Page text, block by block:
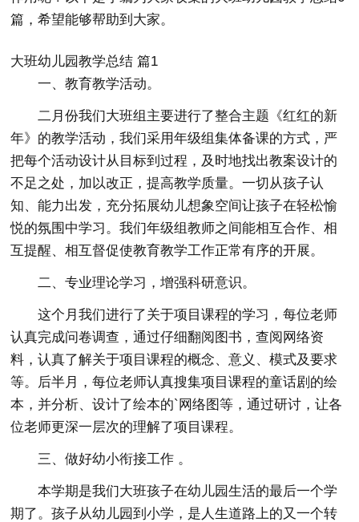
篇，希望能够帮助到大家。
大班幼儿园教学总结 篇1
一、教育教学活动。
二月份我们大班组主要进行了整合主题《红红的新
年》的教学活动，我们采用年级组集体备课的方式，严
把每个活动设计从目标到过程，及时地找出教案设计的
不足之处，加以改正，提高教学质量。一切从孩子认
知、能力出发，充分拓展幼儿想象空间让孩子在轻松愉
悦的氛围中学习。我们年级组教师之间能相互合作、相
互提醒、相互督促使教育教学工作正常有序的开展。
二、专业理论学习，增强科研意识。
这个月我们进行了关于项目课程的学习，每位老师
认真完成问卷调查，通过仔细翻阅图书，查阅网络资
料，认真了解关于项目课程的概念、意义、模式及要求
等。后半月，每位老师认真搜集项目课程的童话剧的绘
本，并分析、设计了绘本的`网络图等，通过研讨，让各
位老师更深一层次的理解了项目课程。
三、做好幼小衔接工作 。
本学期是我们大班孩子在幼儿园生活的最后一个学
期了。孩子从幼儿园到小学，是人生道路上的又一个转